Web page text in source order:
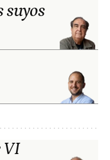
suyos
VI